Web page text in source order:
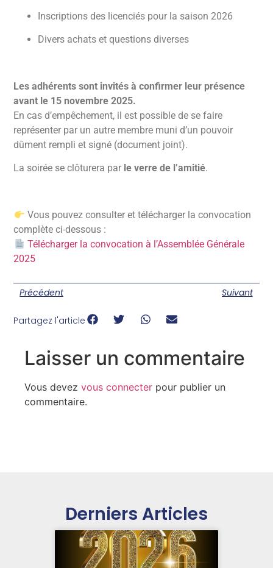
Inscriptions des licenciés pour la saison 2026
Divers achats et questions diverses
Les adhérents sont invités à confirmer leur présence
avant le 15 novembre 2025.
En cas d’empêchement, il est possible de se faire
représenter par un autre membre muni d’un pouvoir
dûment rempli et signé (document joint).
La soirée se clôturera par le verre de l’amitié.
Vous pouvez consulter et télécharger la convocation
complète ci-dessous :
Télécharger la convocation à l’Assemblée Générale
2025
Précédent Suivant
Partagez l'article
Laisser un commentaire
Vous devez vous connecter pour publier un
commentaire.
Derniers Articles